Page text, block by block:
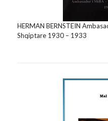
HERMAN BERNSTEIN
Shqiptare 1930 – 1933